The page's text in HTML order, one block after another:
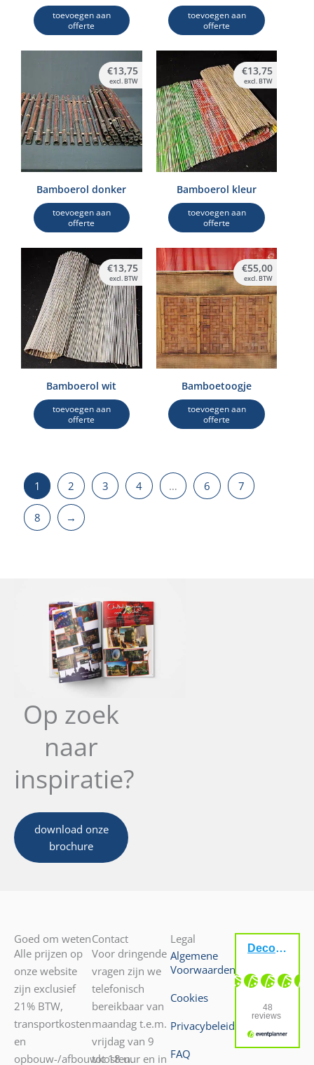
toevoegen aan
offerte
toevoegen aan
offerte
Bamboerol donker
toevoegen aan
offerte
€13,75
excl. BTW
Bamboerol kleur
toevoegen aan
offerte
€13,75
excl. BTW
Bamboerol wit
toevoegen aan
offerte
€13,75
excl. BTW
Bamboetoogje
toevoegen aan
offerte
€55,00
excl. BTW
1 2 3 4 … 6 7
8 →
Op zoek
naar
inspiratie?
download onze
brochure
Goed om weten
Alle prijzen op
onze website
zijn exclusief
21% BTW,
transportkosten
en
opbouw-/afbouwkosten.
Contact
Voor dringende
vragen zijn we
telefonisch
bereikbaar van
maandag t.e.m.
vrijdag van 9
tot 18 uur en in
Legal
Algemene
Voorwaarden
Cookies
Privacybeleid
FAQ